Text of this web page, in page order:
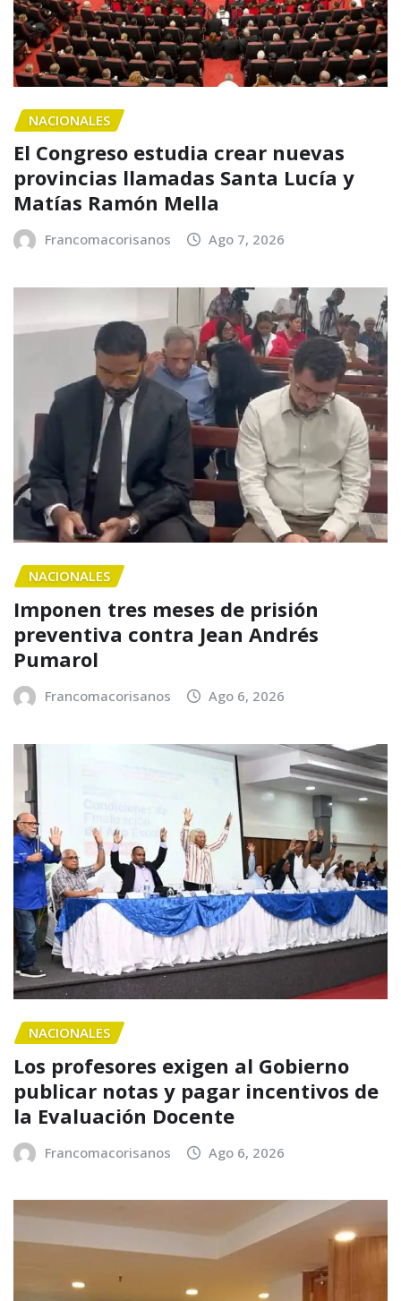
NACIONALES
El Congreso estudia crear nuevas
provincias llamadas Santa Lucía y
Matías Ramón Mella
Francomacorisanos Ago 7, 2026
NACIONALES
Imponen tres meses de prisión
preventiva contra Jean Andrés
Pumarol
Francomacorisanos Ago 6, 2026
NACIONALES
Los profesores exigen al Gobierno
publicar notas y pagar incentivos de
la Evaluación Docente
Francomacorisanos Ago 6, 2026